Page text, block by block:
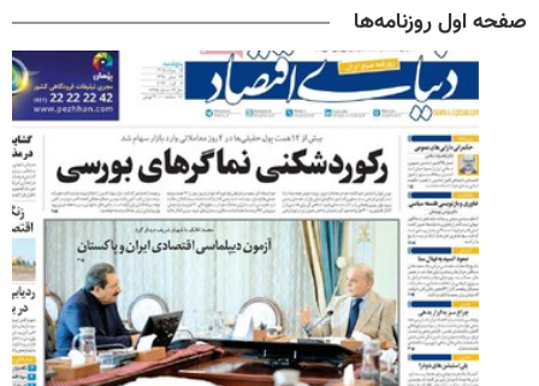
صفحه اول روزنامه‌ها